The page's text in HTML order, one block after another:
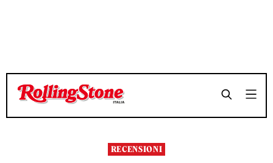
TEMPO DI LETTURA 5 MINUTI SHARE
TEMPO DI LETTURA 5 MINUTI SHARE
RECENSIONI